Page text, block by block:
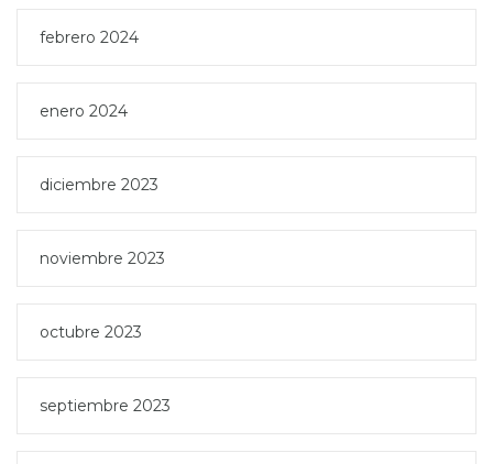
febrero 2024
enero 2024
diciembre 2023
noviembre 2023
octubre 2023
septiembre 2023